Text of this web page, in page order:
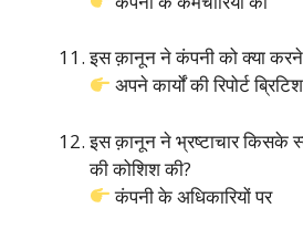
इस क़ानून ने कंपनी को क्या
अपने कार्यों की रिपोर्ट
इस क़ानून ने भ्रष्टाचार किसके
की कोशिश की?
कंपनी के अधिकारियों पर